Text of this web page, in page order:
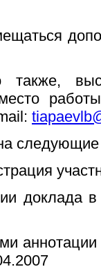
также,
доклада в